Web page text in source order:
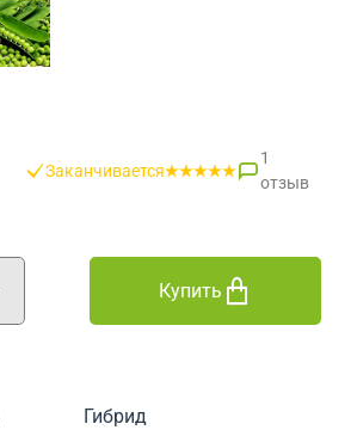
Заканчивается
1
отзыв
Купить
Гибрид